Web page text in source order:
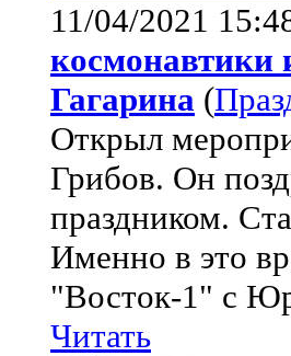
11/04/2021
космонавтики
Гагарина (
Открыл
Грибов. Он
праздником.
Именно в это
"Восток-1" с
Читать